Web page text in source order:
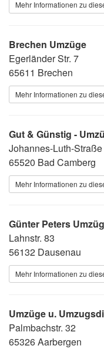
Mehr Informationen zu
Brechen Umzüge
Egerländer Str. 7
65611 Brechen
Mehr Informationen zu
Gut & Günstig -
Johannes-Luth-Straße
65520 Bad Camberg
Mehr Informationen zu
Günter Peters
Lahnstr. 83
56132 Dausenau
Mehr Informationen zu
Umzüge u.
Palmbachstr. 32
65326 Aarbergen